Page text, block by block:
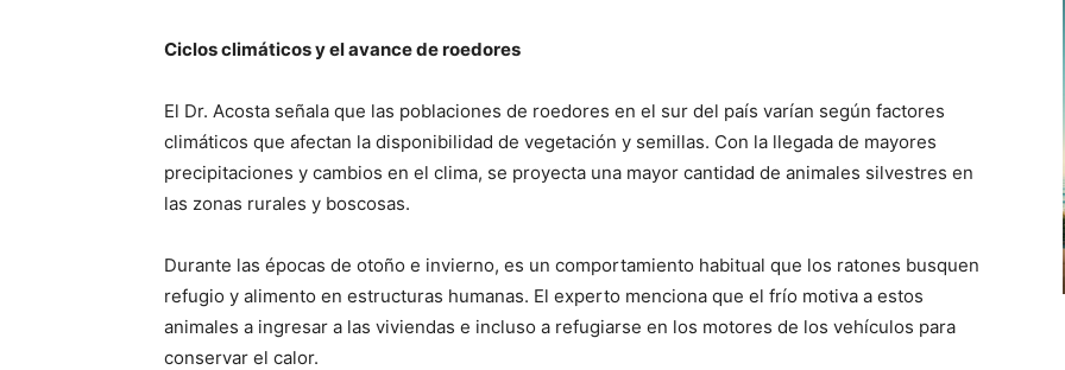
Ciclos climáticos y el avance de roedores
El Dr. Acosta señala que las poblaciones de roedores en el sur del país varían según factores
climáticos que afectan la disponibilidad de vegetación y semillas. Con la llegada de mayores
precipitaciones y cambios en el clima, se proyecta una mayor cantidad de animales silvestres en
las zonas rurales y boscosas.
Durante las épocas de otoño e invierno, es un comportamiento habitual que los ratones busquen
refugio y alimento en estructuras humanas. El experto menciona que el frío motiva a estos
animales a ingresar a las viviendas e incluso a refugiarse en los motores de los vehículos para
conservar el calor.